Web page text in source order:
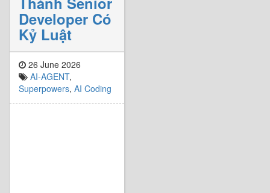
Developer Có
Kỷ Luật
26 June 2026
AI-AGENT,
Superpowers, AI Coding